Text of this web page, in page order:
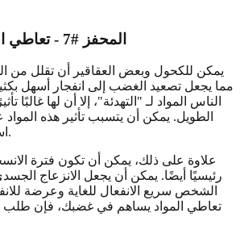
المحفز #7 - تعاطي المواد والإقلاع عنها
يمكن للكحول وبعض العقاقير أن تقلل من
مما يجعل تصعيد الغضب إلى انفجار أسهل
الناس المواد لـ "التهدئة"، إلا أن لها غالبًا
الطويل. يمكن أن يتسبب تأثير هذه
استفزاز العنف مباشرة.
علاوة على ذلك، يمكن أن تكون فترة
رئيسيًا أيضًا. يمكن أن يجعل الانزعاج
الشخص سريع الانفعال للغاية وعرضة
تعاطي المواد يساهم في غضبك، فإن طلب